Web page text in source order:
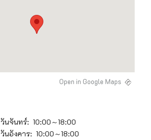
Open in Google Maps
วันจันทร์: 10:00～18:00
วันอังคาร: 10:00～18:00